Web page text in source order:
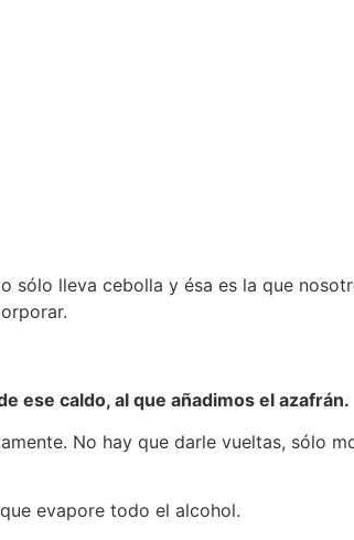
sólo lleva cebolla y ésa es la que
ese caldo, al que añadimos el azafrán.
No hay que darle vueltas, sólo
evapore todo el alcohol.